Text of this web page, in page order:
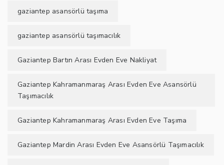
gaziantep asansörlü taşıma
gaziantep asansörlü taşımacılık
Gaziantep Bartın Arası Evden Eve Nakliyat
Gaziantep Kahramanmaraş Arası Evden Eve Asansörlü
Taşımacılık
Gaziantep Kahramanmaraş Arası Evden Eve Taşıma
Gaziantep Mardin Arası Evden Eve Asansörlü Taşımacılık